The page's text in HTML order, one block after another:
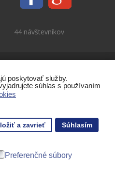
poskytovať služby.
súhlas s používaním
a zavrieť Súhlasím
Preferenčné súbory
44 návštevníkov